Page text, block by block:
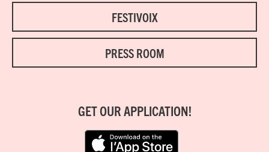
FESTIVOIX
PRESS ROOM
GET OUR APPLICATION!